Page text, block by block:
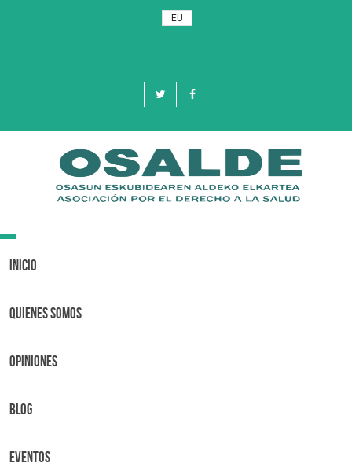
EU
Toggle
Inicio
Quienes Somos
OPINIONES
BLOG
Eventos